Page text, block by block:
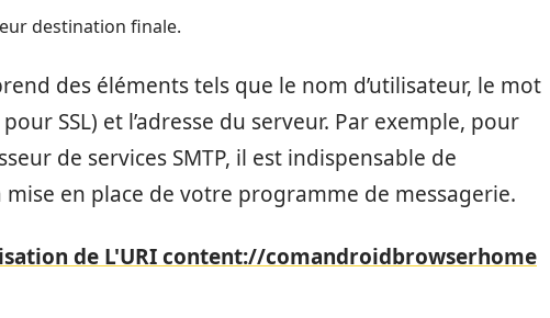
destination finale.
des éléments tels que le nom d’utilisateur, le mot
SSL) et l’adresse du serveur. Par exemple, pour
de services SMTP, il est indispensable de
mise en place de votre programme de messagerie.
de L'URI content://comandroidbrowserhome